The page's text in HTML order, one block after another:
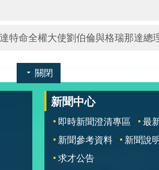
特命全權大使劉伯倫與格瑞那達總
關閉
新聞中心
即時新聞澄清專區 最
新聞參考資料
新聞說
求才公告